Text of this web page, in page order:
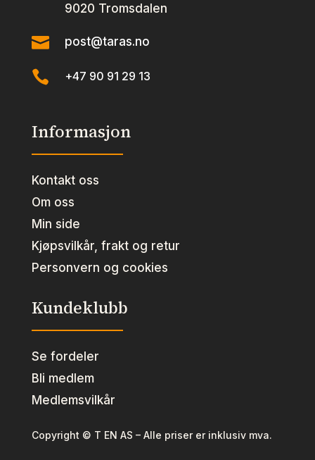
9020 Tromsdalen
 post@taras.no
 +47 90 91 29 13
Informasjon
Kontakt oss
Om oss
Min side
Kjøpsvilkår, frakt og retur
Personvern og cookies
Kundeklubb
Se fordeler
Bli medlem
Medlemsvilkår
Copyright © T EN AS – Alle priser er inklusiv mva.